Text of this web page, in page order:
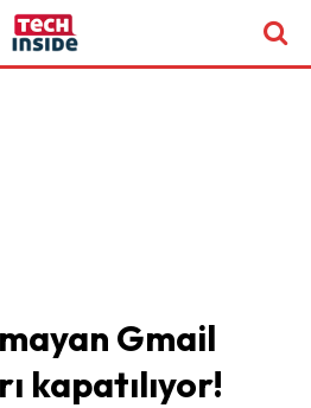
Gmail
kapatılıyor!